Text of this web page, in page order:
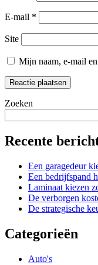
E-mail *
Site
Mijn naam, e-mail
Zoeken
Recente
Een garagedeur
Een bedrijfspand
Laminaat kiezen
De verborgen
De strategische
Categorieën
Auto's